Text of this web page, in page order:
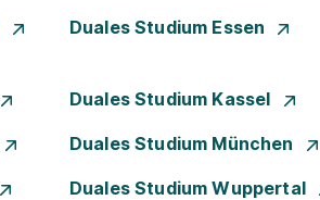
Duales Studium Essen
Duales Studium Kassel
Duales Studium München
Duales Studium Wuppertal